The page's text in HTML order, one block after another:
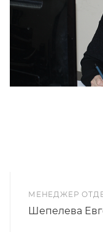
МЕНЕДЖЕР
Шепелева